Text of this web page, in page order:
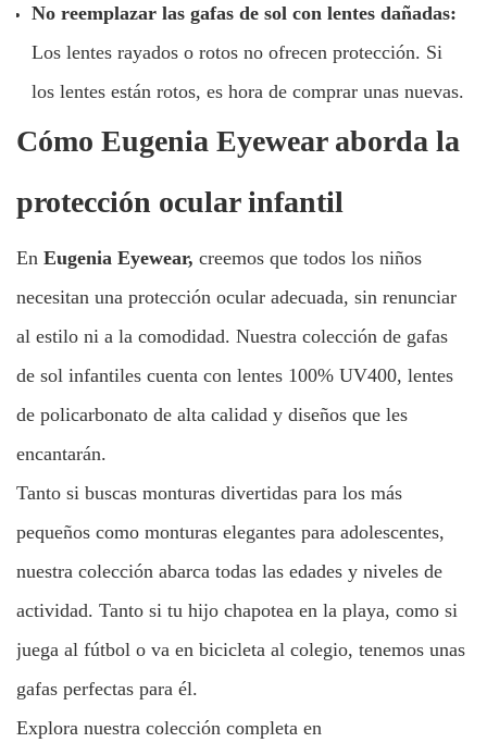
No reemplazar las gafas de sol con lentes dañadas:
Los lentes rayados o rotos no ofrecen protección. Si
los lentes están rotos, es hora de comprar unas nuevas.
Cómo Eugenia Eyewear aborda la
protección ocular infantil
En Eugenia Eyewear, creemos que todos los niños
necesitan una protección ocular adecuada, sin renunciar
al estilo ni a la comodidad. Nuestra colección de gafas
de sol infantiles cuenta con lentes 100% UV400, lentes
de policarbonato de alta calidad y diseños que les
encantarán.
Tanto si buscas monturas divertidas para los más
pequeños como monturas elegantes para adolescentes,
nuestra colección abarca todas las edades y niveles de
actividad. Tanto si tu hijo chapotea en la playa, como si
juega al fútbol o va en bicicleta al colegio, tenemos unas
gafas perfectas para él.
Explora nuestra colección completa en